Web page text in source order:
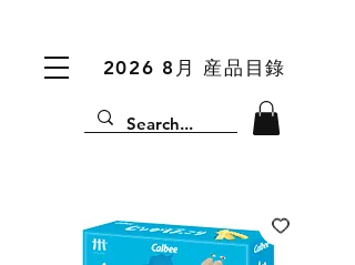
2026 8月 産品目錄